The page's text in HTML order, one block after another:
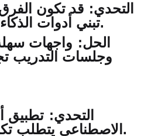
التحدي: قد تكون
تبني أدوات الذكاء الاصطناعي.
الحل: واجهات
وجلسات التدريب
التحدي: تطبيق
الاصطناعى يتطلب تكاليف مقدمة.